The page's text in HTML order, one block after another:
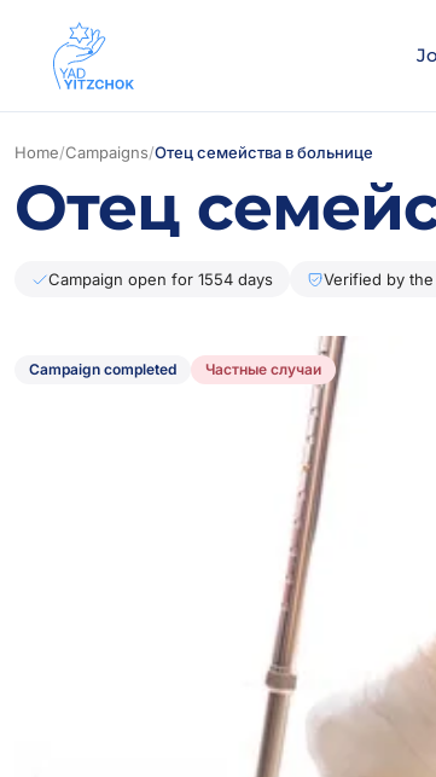
Home/Campaigns/Отец семейства в больнице
Отец
Campaign open for 1554 days Verified by
Campaign completed Частные случаи